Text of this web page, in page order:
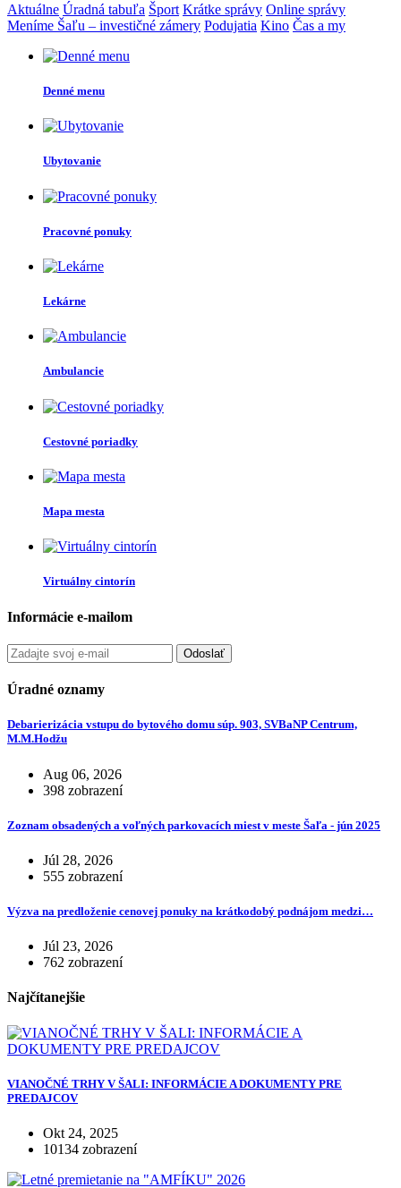
Aktuálne Úradná tabuľa Šport Krátke správy Online správy
Meníme Šaľu – investičné zámery Podujatia Kino Čas a my
Denné menu
Ubytovanie
Pracovné ponuky
Lekárne
Ambulancie
Cestovné poriadky
Mapa mesta
Virtuálny cintorín
Informácie e-mailom
Odoslať
Úradné oznamy
Debarierizácia vstupu do bytového domu súp. 903, SVBaNP Centrum,
M.M.Hodžu
Aug 06, 2026
398 zobrazení
Zoznam obsadených a voľných parkovacích miest v meste Šaľa - jún 2025
Júl 28, 2026
555 zobrazení
Výzva na predloženie cenovej ponuky na krátkodobý podnájom medzi…
Júl 23, 2026
762 zobrazení
Najčítanejšie
VIANOČNÉ TRHY V ŠALI: INFORMÁCIE A DOKUMENTY PRE
PREDAJCOV
Okt 24, 2025
10134 zobrazení